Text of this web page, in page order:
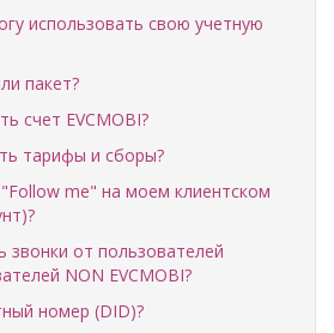
использовать свою учетную
пакет?
счет EVCMOBI?
тарифы и сборы?
me" на моем клиентском
звонки от пользователей
NON EVCMOBI?
номер (DID)?